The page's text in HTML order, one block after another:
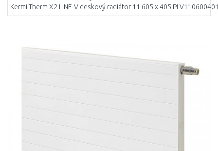
Kermi Therm X2 LINE-V deskový radiátor 11 605 x 405